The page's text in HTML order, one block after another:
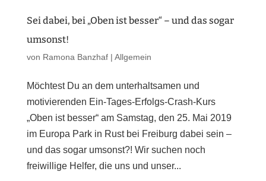
Sei dabei, bei „Oben ist besser“ – und das sogar
umsonst!
von Ramona Banzhaf| Allgemein
Möchtest Du an dem unterhaltsamen und
motivierenden Ein-Tages-Erfolgs-Crash-Kurs
„Oben ist besser“ am Samstag, den 25. Mai 2019
im Europa Park in Rust bei Freiburg dabei sein –
und das sogar umsonst?! Wir suchen noch
freiwillige Helfer, die uns und unser...